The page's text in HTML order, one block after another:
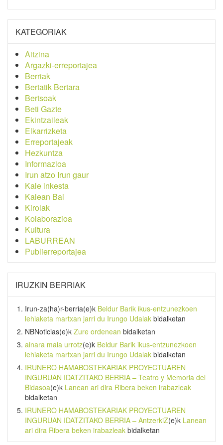
KATEGORIAK
Aitzina
Argazki-erreportajea
Berriak
Bertatik Bertara
Bertsoak
Beti Gazte
Ekintzaileak
Elkarrizketa
Erreportajeak
Hezkuntza
Informazioa
Irun atzo Irun gaur
Kale inkesta
Kalean Bai
Kirolak
Kolaborazioa
Kultura
LABURREAN
Publierreportajea
IRUZKIN BERRIAK
Irun-za(ha)r-berria(e)k Beldur Barik ikus-entzunezkoen
lehiaketa martxan jarri du Irungo Udalak bidalketan
NBNoticias(e)k Zure ordenean bidalketan
ainara maia urrotz(e)k Beldur Barik ikus-entzunezkoen
lehiaketa martxan jarri du Irungo Udalak bidalketan
IRUNERO HAMABOSTEKARIAK PROYECTUAREN
INGURUAN IDATZITAKO BERRIA – Teatro y Memoria del
Bidasoa(e)k Lanean ari dira Ribera beken irabazleak
bidalketan
IRUNERO HAMABOSTEKARIAK PROYECTUAREN
INGURUAN IDATZITAKO BERRIA – AntzerkiZ(e)k Lanean
ari dira Ribera beken irabazleak bidalketan